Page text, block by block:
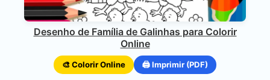
Desenho de Família de Galinhas para Colorir
Online
🎨 Colorir Online 🖨️ Imprimir (PDF)